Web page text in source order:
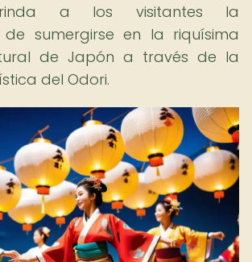
a los visitantes la
sumergirse en la riquísima
de Japón a través de la
del Odori.